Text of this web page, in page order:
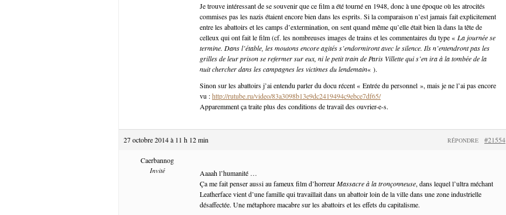
Je trouve intéressant de se souvenir que ce film a été tourné en 1948, donc à une époque où les atrocités
commises pas les nazis étaient encore bien dans les esprits. Si la comparaison n’est jamais fait explicitement
entre les abattoirs et les camps d’extermination, on sent quand même qu’elle était bien là dans la tête de
celleux qui ont fait le film (cf. les nombreuses images de trains et les commentaires du type « La journée se
termine. Dans l’étable, les moutons encore agités s’endormiront avec le silence. Ils n’entendront pas les
grilles de leur prison se refermer sur eux, ni le petit train de Paris Villette qui s’en ira à la tombée de la
nuit chercher dans les campagnes les victimes du lendemain« ).
Sinon sur les abattoirs j’ai entendu parler du docu récent « Entrée du personnel », mais je ne l’ai pas encore
vu :http://rutube.ru/video/83a3098b13e9dc2419494c9ebce7df65/
Apparemment ça traite plus des conditions de travail des ouvrier-e-s.
27 octobre 2014 à 11 h 12 min #21554
RÉPONDRE
Caerbannog
Invité
Aaaah l’humanité …
Ça me fait penser aussi au fameux film d’horreurMassacre à la tronçonneuse, dans lequel l’ultra méchant
Leatherface vient d’une famille qui travaillait dans un abattoir loin de la ville dans une zone industrielle
désaffectée. Une métaphore macabre sur les abattoirs et les effets du capitalisme.